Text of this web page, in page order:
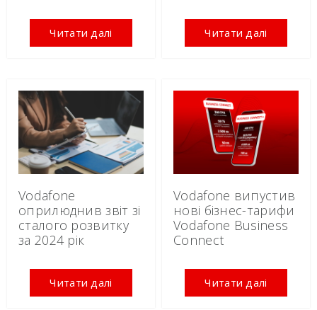
Читати далі Читати далі
Vodafone
оприлюднив звіт зі
сталого розвитку
за 2024 рік
Читати далі
Vodafone випустив
нові бізнес-тарифи
Vodafone Business
Connect
Читати далі